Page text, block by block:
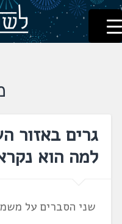
דלג
לתוכן
לשוניאדה
עברית. לשון. שפה
גרים באזור
למה הוא
שני הסברים על